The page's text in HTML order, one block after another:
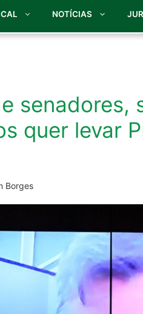
NOTÍCIAS
quer levar
Borges